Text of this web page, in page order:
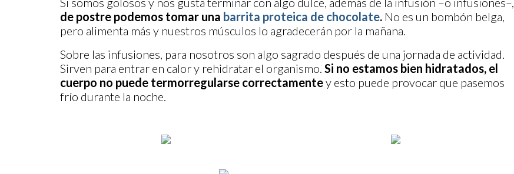
de postre podemos tomar una barrita proteica de chocolate. No es un bombón belga,
pero alimenta más y nuestros músculos lo agradecerán por la mañana.
Sobre las infusiones, para nosotros son algo sagrado después de una jornada de actividad.
Sirven para entrar en calor y rehidratar el organismo. Si no estamos bien hidratados, el
cuerpo no puede termorregularse correctamentey esto puede provocar que pasemos
frío durante la noche.